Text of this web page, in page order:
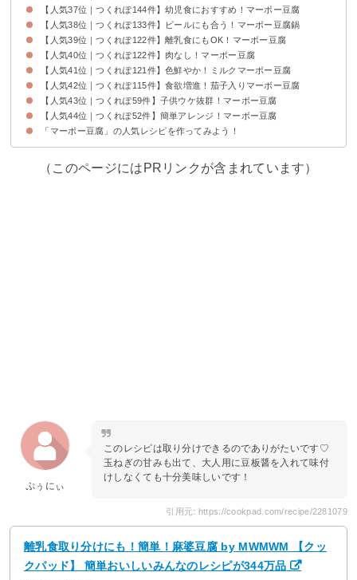
【人気37位｜つくれぽ144件】幼児食におすすめ！マーボー豆腐
【人気38位｜つくれぽ133件】ビールにも合う！マーボー豆腐鍋
【人気39位｜つくれぽ122件】離乳食にもOK！マーボー豆腐
【人気40位｜つくれぽ122件】肉なし！マーボー豆腐
【人気41位｜つくれぽ121件】色鮮やか！ミルクマーボー豆腐
【人気42位｜つくれぽ115件】食欲増進！茄子入りマーボー豆腐
【人気43位｜つくれぽ59件】子供ウケ抜群！マーボー豆腐
【人気44位｜つくれぽ52件】簡単アレンジ！マーボー豆腐
「マーボー豆腐」の人気レシピを作ってみよう！
（このページにはPRリンクが含まれています）
ぷぅにぃ
このレシピは取り分けできるのでありがたいです♡
玉ねぎの甘みも出て、大人用に豆板醤を入れて味付
けしなくても十分美味しいです！
引用元: https://cookpad.com/recipe/2281079
離乳食取り分けにも！簡単！麻婆豆腐 by MWMWM 【クッ
クパッド】 簡単おいしいみんなのレシピが344万品